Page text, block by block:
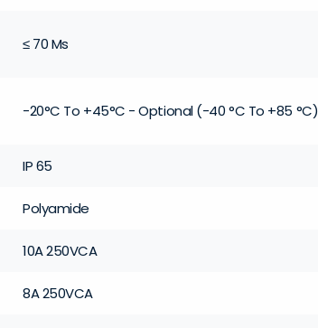
≤ 70 Ms
-20°C To +45°C - Optional (-40 °C To +85 °C)
IP 65
Polyamide
10A 250VCA
8A 250VCA